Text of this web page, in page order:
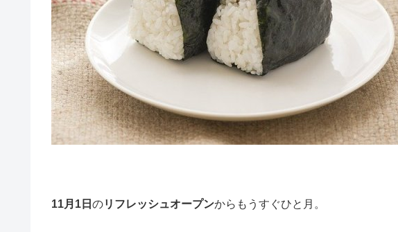
11月1日 のリフレッシュオープンからもうすぐひと月。